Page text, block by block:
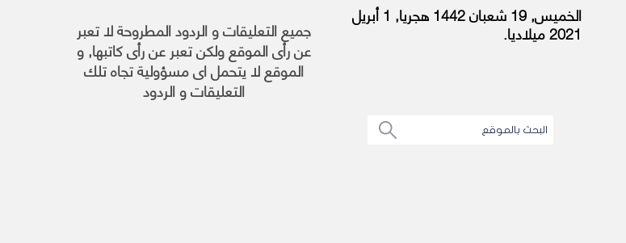
الخميس, 19 شعبان 1442 هجريا, 1 أبريل
2021 ميلاديا. جميع التعليقات و الردود المطروحة لا تعبر
عن رأى الموقع ولكن تعبر عن رأى كاتبها, و
الموقع لا يتحمل اى مسؤولية تجاه تلك
التعليقات و الردود